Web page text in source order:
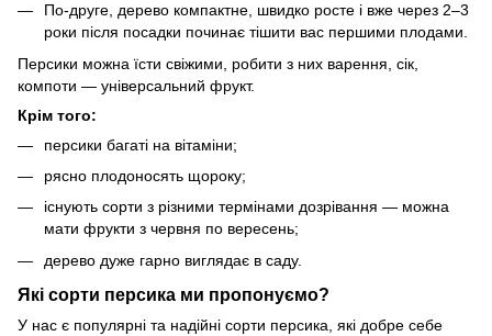
По-друге, дерево компактне, швидко росте і вже через 2–3
роки після посадки починає тішити вас першими плодами.
Персики можна їсти свіжими, робити з них варення, сік,
компоти — універсальний фрукт.
Крім того:
персики багаті на вітаміни;
рясно плодоносять щороку;
існують сорти з різними термінами дозрівання — можна
мати фрукти з червня по вересень;
дерево дуже гарно виглядає в саду.
Які сорти персика ми пропонуємо?
У нас є популярні та надійні сорти персика, які добре себе